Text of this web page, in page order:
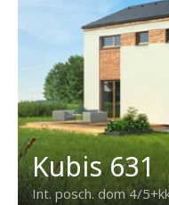
Kubis 631
Int. posch. dom 4/